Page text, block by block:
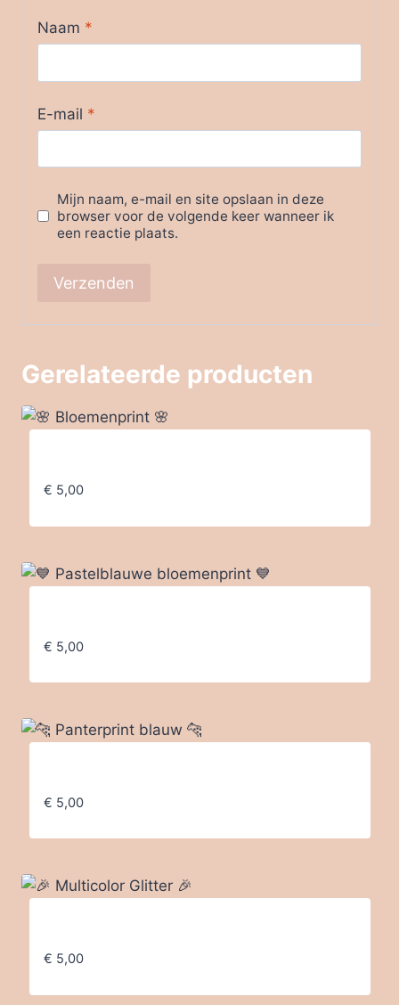
Naam *
E-mail *
Mijn naam, e-mail en site opslaan in deze
browser voor de volgende keer wanneer ik
een reactie plaats.
Gerelateerde producten
€ 5,00
€ 5,00
€ 5,00
€ 5,00